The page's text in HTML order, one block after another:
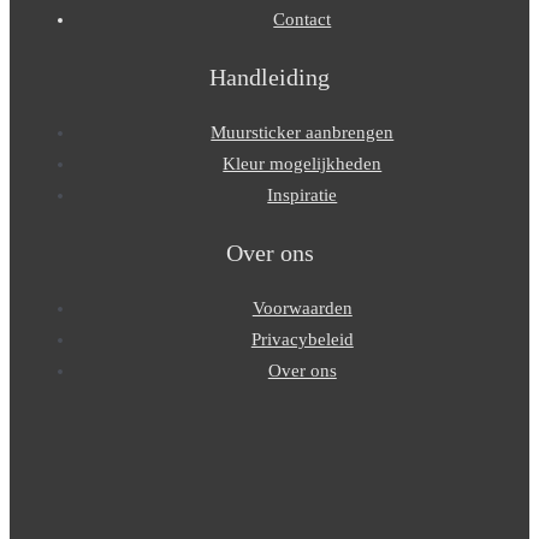
Contact
Handleiding
Muursticker aanbrengen
Kleur mogelijkheden
Inspiratie
Over ons
Voorwaarden
Privacybeleid
Over ons